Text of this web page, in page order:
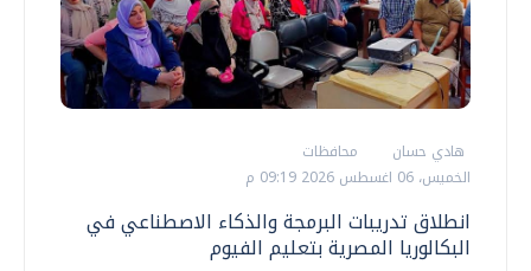
هادي حسان
محافظات
الخميس، 06 اغسطس 2026 09:19 م
انطلاق تدريبات البرمجة والذكاء الاصطناعي في
البكالوريا المصرية بتعليم الفيوم